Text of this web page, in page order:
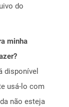
do
minha
disponível
usá-lo com
não esteja